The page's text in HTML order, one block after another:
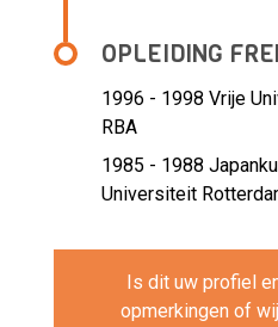
OPLEIDING
1996 - 1998 Vrije
RBA
1985 - 1988
Universiteit
Is dit uw profiel
opmerkingen of